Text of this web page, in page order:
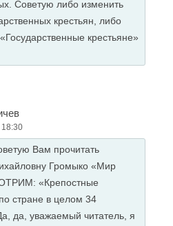
Советую либо изменить
крестьян, либо
крестьяне»
Вам прочитать
Громыко «Мир
«Крепостные
стране в целом 34
да, уважаемый читатель, я